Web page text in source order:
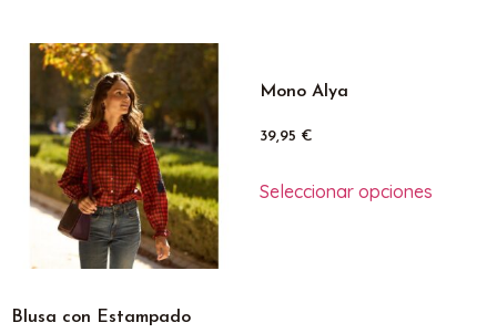
Blusa con Estampado
Mono Alya
39,95 €
Seleccionar opciones